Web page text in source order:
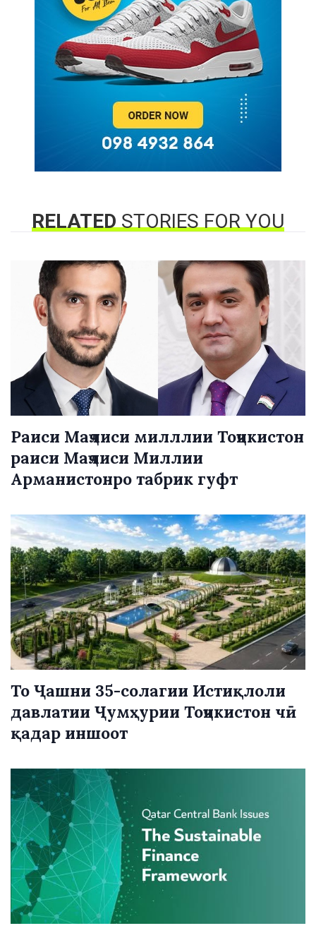
RELATEDSTORIES FOR YOU
Раиси Маҷлиси милллии Тоҷикистон
раиси Маҷлиси Миллии
Арманистонро табрик гуфт
То Ҷашни 35-солагии Истиқлоли
давлатии Ҷумҳурии Тоҷикистон чӣ
қадар иншоот